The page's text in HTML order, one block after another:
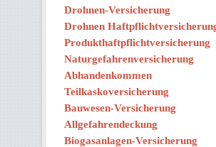
Drohnen-Versicherung
Drohnen
Produkthaftpflichtversicherung
Naturgefahrenversicherung
Abhandenkommen
Teilkaskoversicherung
Bauwesen-Versicherung
Allgefahrendeckung
Biogasanlagen-Versicherung